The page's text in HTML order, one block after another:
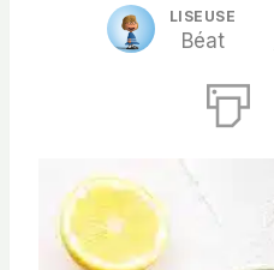
LISEUSE
Béat